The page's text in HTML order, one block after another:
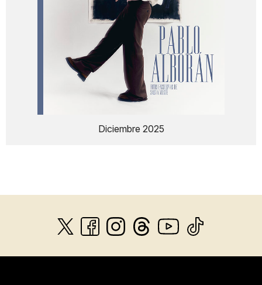
Diciembre 2025